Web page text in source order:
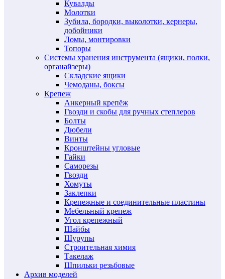
Кувалды
Молотки
Зубила, бородки, выколотки, кернеры,
добойники
Ломы, монтировки
Топоры
Системы хранения инструмента (ящики, полки,
органайзеры)
Складские ящики
Чемоданы, боксы
Крепеж
Анкерный крепёж
Гвозди и скобы для ручных степлеров
Болты
Дюбели
Винты
Кронштейны угловые
Гайки
Саморезы
Гвозди
Хомуты
Заклепки
Крепежные и соединительные пластины
Мебельный крепеж
Угол крепежный
Шайбы
Шурупы
Строительная химия
Такелаж
Шпильки резьбовые
Архив моделей